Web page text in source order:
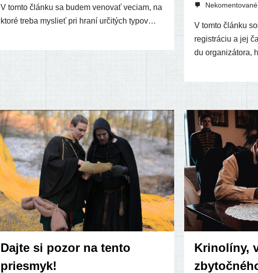
V tom­to člán­ku sa budem veno­vať veciam, na
kto­ré tre­ba mys­lieť pri hra­ní urči­tých typov…
Nekomentované
V tom­to člán­ku
regis­trá­ciu a jej
du orga­ni­zá­to­ra,
Dajte si pozor na tento
priesmyk!
Krinolíny,